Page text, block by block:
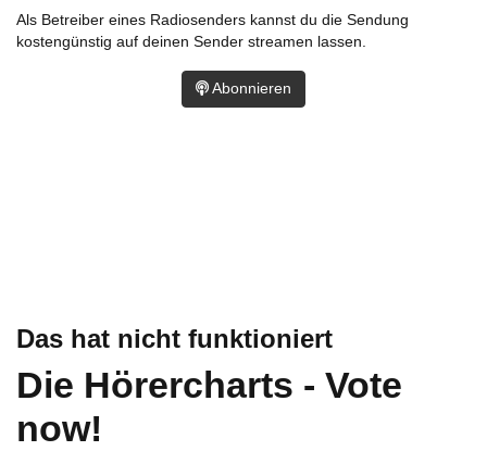
Das hat nicht funktioniert
Die Hörercharts - Vote
now!
Als Betreiber eines Radiosenders kannst du die Sendung
kostengünstig auf deinen Sender streamen lassen.
Abonnieren